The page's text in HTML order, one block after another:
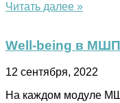
Читать далее »
Well-being в
12 сентября, 2022
На каждом модуле